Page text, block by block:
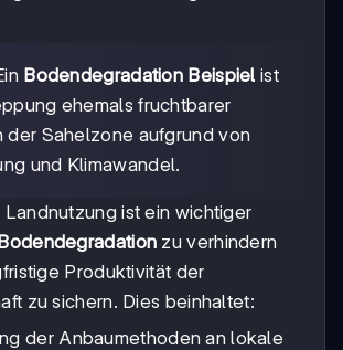
Bodendegradation Beispiel ist
ehemals fruchtbarer
der Sahelzone aufgrund von
und Klimawandel.
ist ein wichtiger
zu verhindern
Produktivität der
zu sichern. Dies beinhaltet:
der Anbaumethoden an lokale